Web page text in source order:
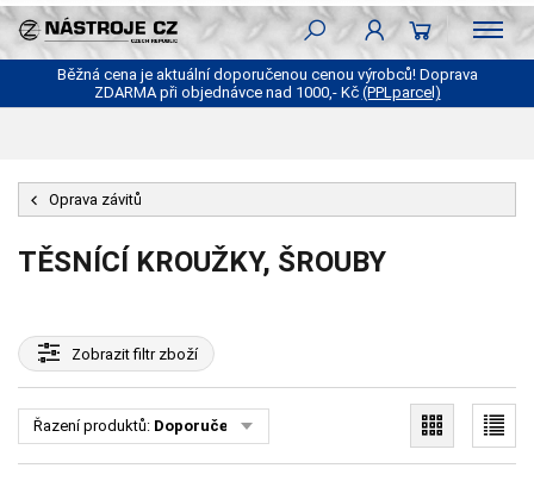
Běžná cena je aktuální doporučenou cenou výrobců! Doprava
ZDARMA při objednávce nad 1000,- Kč (PPLparcel)
Oprava závitů
TĚSNÍCÍ KROUŽKY, ŠROUBY
Zobrazitfiltr zboží
Řazení produktů: Doporučené